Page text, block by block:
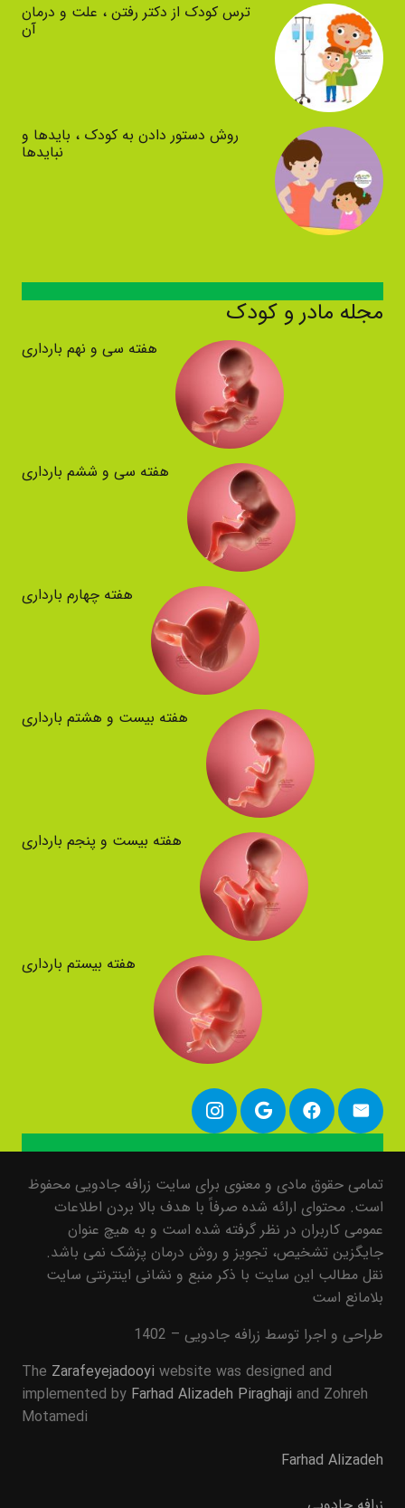
ترس کودک از دکتر رفتن ، علت و درمان
آن
روش دستور دادن به کودک ، بایدها و
نبایدها
مجله مادر و کودک
هفته سی و نهم بارداری
هفته سی و ششم بارداری
هفته چهارم بارداری
هفته بیست و هشتم بارداری
هفته بیست و پنجم بارداری
هفته بیستم بارداری
تمامی حقوق مادی و معنوی برای سایت زرافه جادویی محفوظ
است. محتوای ارائه شده صرفاً با هدف بالا بردن اطلاعات
عمومی کاربران در نظر گرفته شده است و به هیچ عنوان
جایگزین تشخیص، تجویز و روش درمان پزشک نمی باشد.
نقل مطالب این سایت با ذکر منبع و نشانی اینترنتی سایت
بلامانع است
طراحی و اجرا توسط زرافه جادویی – 1402
The Zarafeyejadooyi website was designed and
implemented by Farhad Alizadeh Piraghaji and Zohreh
Motamedi
Farhad Alizadeh